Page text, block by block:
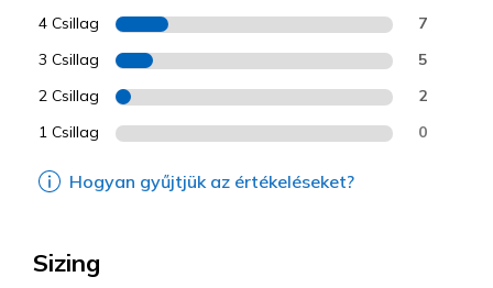
4 Csillag 7
3 Csillag 5
2 Csillag 2
1 Csillag 0
Hogyan gyűjtjük az értékeléseket?
Sizing